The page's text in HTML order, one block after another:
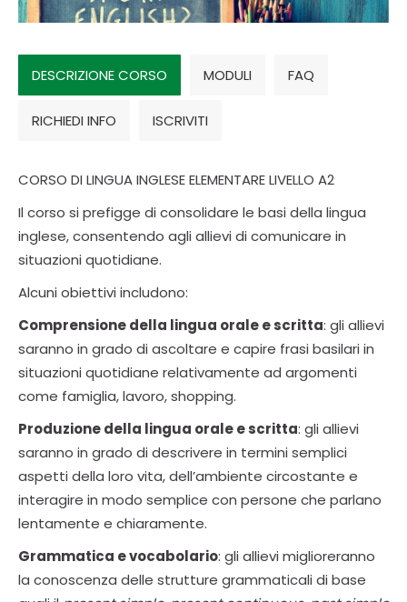
DESCRIZIONE CORSO MODULI FAQ
RICHIEDI INFO ISCRIVITI
CORSO DI LINGUA INGLESE ELEMENTARE LIVELLO A2
Il corso si prefigge di consolidare le basi della lingua
inglese, consentendo agli allievi di comunicare in
situazioni quotidiane.
Alcuni obiettivi includono:
Comprensione della lingua orale e scritta: gli allievi
saranno in grado di ascoltare e capire frasi basilari in
situazioni quotidiane relativamente ad argomenti
come famiglia, lavoro, shopping.
Produzione della lingua orale e scritta: gli allievi
saranno in grado di descrivere in termini semplici
aspetti della loro vita, dell’ambiente circostante e
interagire in modo semplice con persone che parlano
lentamente e chiaramente.
Grammatica e vocabolario: gli allievi miglioreranno
la conoscenza delle strutture grammaticali di base